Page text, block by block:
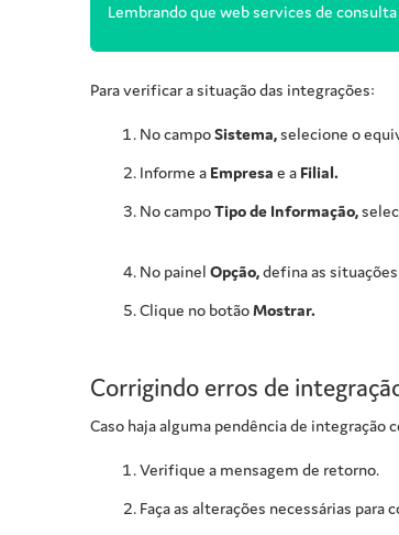
Lembrando que web services de
Para verificar a situação das integrações:
No campoSistema,selecione o
Informe a Empresa e a Filial.
No campoTipo de Informação,
No painel Opção,defina as
Clique no botãoMostrar.
Corrigindo erros de
Caso haja alguma pendência de integração
Verifique a mensagem de retorno.
Faça as alterações necessárias para